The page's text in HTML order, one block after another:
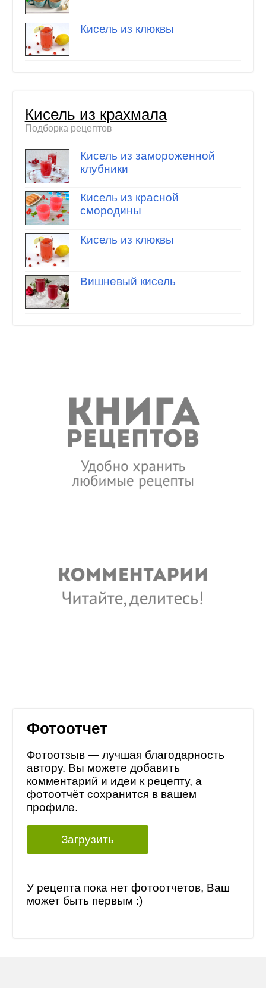
Кисель из клюквы
Кисель из крахмала
Подборка рецептов
Кисель из замороженной
клубники
Кисель из красной
смородины
Кисель из клюквы
Вишневый кисель
Фотоотчет
Фотоотзыв — лучшая благодарность
автору. Вы можете добавить
комментарий и идеи к рецепту, а
фотоотчёт сохранится в вашем
профиле.
Загрузить
У рецепта пока нет фотоотчетов, Ваш
может быть первым :)